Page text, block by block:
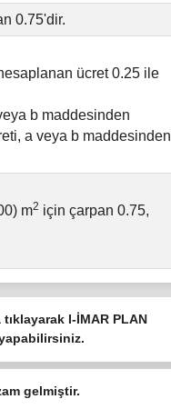
0.75'dir.
ücret 0.25 ile
b maddesinden
a veya b maddesinden
m2 için çarpan 0.75,
tıklayarak I-İMAR PLAN
gelmiştir.